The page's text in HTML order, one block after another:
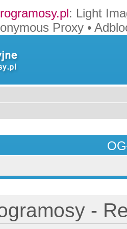
: Light
Proxy •
-